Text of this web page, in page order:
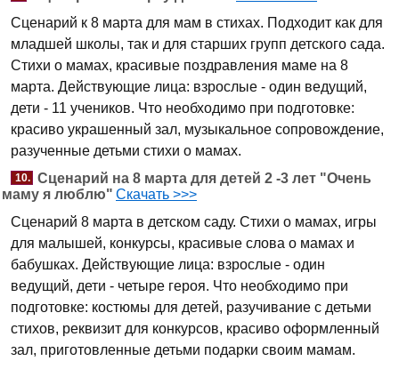
Сценарий к 8 марта для мам в стихах. Подходит как для
младшей школы, так и для старших групп детского сада.
Стихи о мамах, красивые поздравления маме на 8
марта. Действующие лица: взрослые - один ведущий,
дети - 11 учеников. Что необходимо при подготовке:
красиво украшенный зал, музыкальное сопровождение,
разученные детьми стихи о мамах.
10. Сценарий на 8 марта для детей 2 -3 лет "Очень
маму я люблю" Скачать >>>
Сценарий 8 марта в детском саду. Стихи о мамах, игры
для малышей, конкурсы, красивые слова о мамах и
бабушках. Действующие лица: взрослые - один
ведущий, дети - четыре героя. Что необходимо при
подготовке: костюмы для детей, разучивание с детьми
стихов, реквизит для конкурсов, красиво оформленный
зал, приготовленные детьми подарки своим мамам.